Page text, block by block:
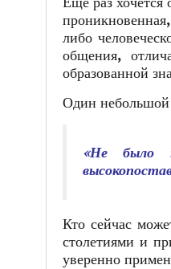
либо
общения,
образованной
Один
«Не было
Кто сейчас
столетиями и
уверенно